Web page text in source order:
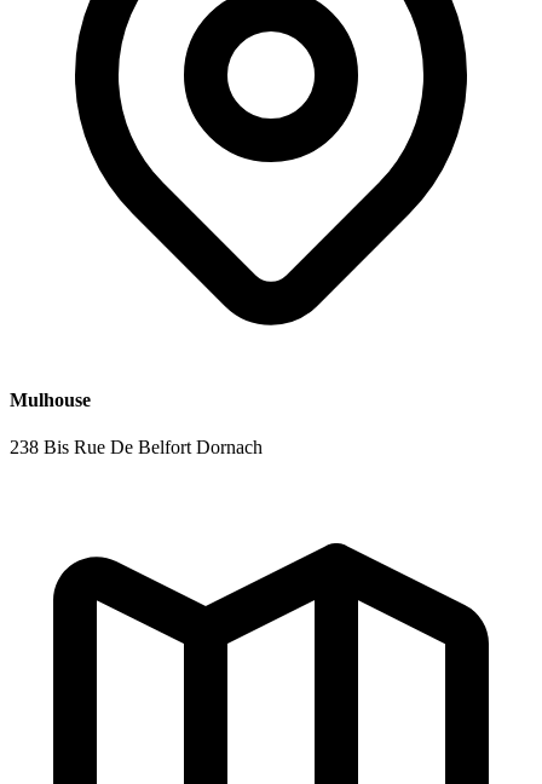
Mulhouse
238 Bis Rue De Belfort Dornach